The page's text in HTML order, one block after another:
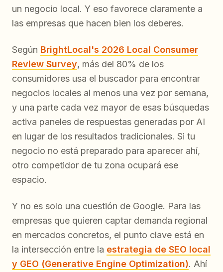
un negocio local. Y eso favorece claramente a
las empresas que hacen bien los deberes.
Según BrightLocal's 2026 Local Consumer
Review Survey, más del 80% de los
consumidores usa el buscador para encontrar
negocios locales al menos una vez por semana,
y una parte cada vez mayor de esas búsquedas
activa paneles de respuestas generadas por AI
en lugar de los resultados tradicionales. Si tu
negocio no está preparado para aparecer ahí,
otro competidor de tu zona ocupará ese
espacio.
Y no es solo una cuestión de Google. Para las
empresas que quieren captar demanda regional
en mercados concretos, el punto clave está en
la intersección entre la estrategia de SEO local
y GEO (Generative Engine Optimization). Ahí